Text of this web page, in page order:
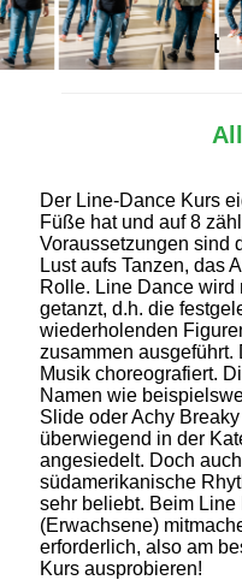
Alles
Der Line-Dance Kurs
Füße hat und auf 8
Voraussetzungen sind
Lust aufs Tanzen, das
Rolle. Line Dance
getanzt, d.h. die
wiederholenden
zusammen
Musik choreografiert.
Namen wie
Slide oder Achy
überwiegend in der
angesiedelt. Doch
südamerikanische
sehr beliebt. Beim
(Erwachsene)
erforderlich, also am
Kurs ausprobieren!